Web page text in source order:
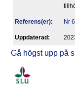
Referens(er): Nr
Upp­da­te­rad:
Gå högst upp på